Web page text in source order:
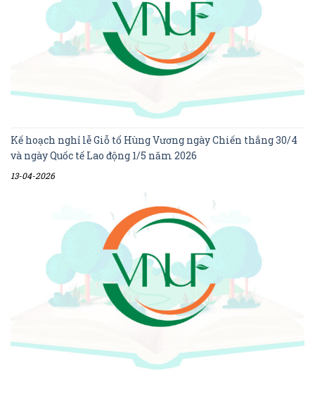
Kế hoạch nghỉ lễ Giỗ tổ Hùng Vương ngày Chiến thắng 30/4
và ngày Quốc tế Lao động 1/5 năm 2026
13-04-2026